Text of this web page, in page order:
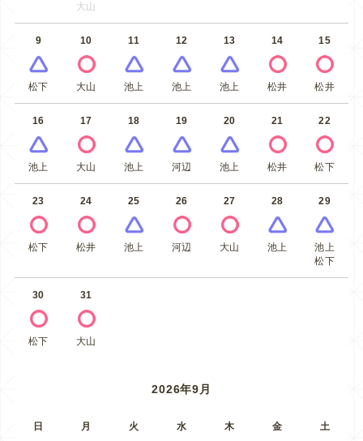
大山
9
松下
10
大山
11
池上
12
池上
13
池上
14
松井
15
松井
16
池上
17
大山
18
池上
19
河辺
20
池上
21
松井
22
松下
23
松下
24
松井
25
池上
26
河辺
27
大山
28
池上
29
池上
松下
30
松下
31
大山
2026年9月
日 月 火 水 木 金 土